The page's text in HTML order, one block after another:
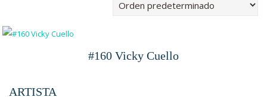
#160 Vicky Cuello
ARTISTA